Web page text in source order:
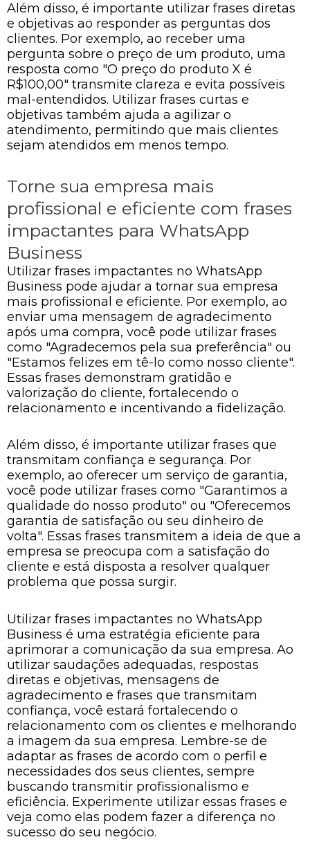
Além disso, é importante utilizar frases diretas
e objetivas ao responder as perguntas dos
clientes. Por exemplo, ao receber uma
pergunta sobre o preço de um produto, uma
resposta como "O preço do produto X é
R$100,00" transmite clareza e evita possíveis
mal-entendidos. Utilizar frases curtas e
objetivas também ajuda a agilizar o
atendimento, permitindo que mais clientes
sejam atendidos em menos tempo.
Torne sua empresa mais
profissional e eficiente com frases
impactantes para WhatsApp
Business
Utilizar frases impactantes no WhatsApp
Business pode ajudar a tornar sua empresa
mais profissional e eficiente. Por exemplo, ao
enviar uma mensagem de agradecimento
após uma compra, você pode utilizar frases
como "Agradecemos pela sua preferência" ou
"Estamos felizes em tê-lo como nosso cliente".
Essas frases demonstram gratidão e
valorização do cliente, fortalecendo o
relacionamento e incentivando a fidelização.
Além disso, é importante utilizar frases que
transmitam confiança e segurança. Por
exemplo, ao oferecer um serviço de garantia,
você pode utilizar frases como "Garantimos a
qualidade do nosso produto" ou "Oferecemos
garantia de satisfação ou seu dinheiro de
volta". Essas frases transmitem a ideia de que a
empresa se preocupa com a satisfação do
cliente e está disposta a resolver qualquer
problema que possa surgir.
Utilizar frases impactantes no WhatsApp
Business é uma estratégia eficiente para
aprimorar a comunicação da sua empresa. Ao
utilizar saudações adequadas, respostas
diretas e objetivas, mensagens de
agradecimento e frases que transmitam
confiança, você estará fortalecendo o
relacionamento com os clientes e melhorando
a imagem da sua empresa. Lembre-se de
adaptar as frases de acordo com o perfil e
necessidades dos seus clientes, sempre
buscando transmitir profissionalismo e
eficiência. Experimente utilizar essas frases e
veja como elas podem fazer a diferença no
sucesso do seu negócio.